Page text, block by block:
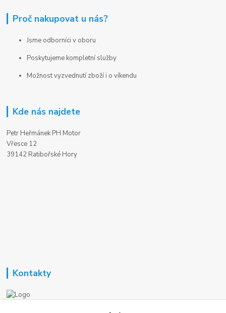
Proč nakupovat u nás?
Jsme odborníci v oboru
Poskytujeme kompletní služby
Možnost vyzvednutí zboží i o víkendu
Kde nás najdete
Petr Heřmánek PH Motor
Vřesce 12
39142 Ratibořské Hory
Kontakty